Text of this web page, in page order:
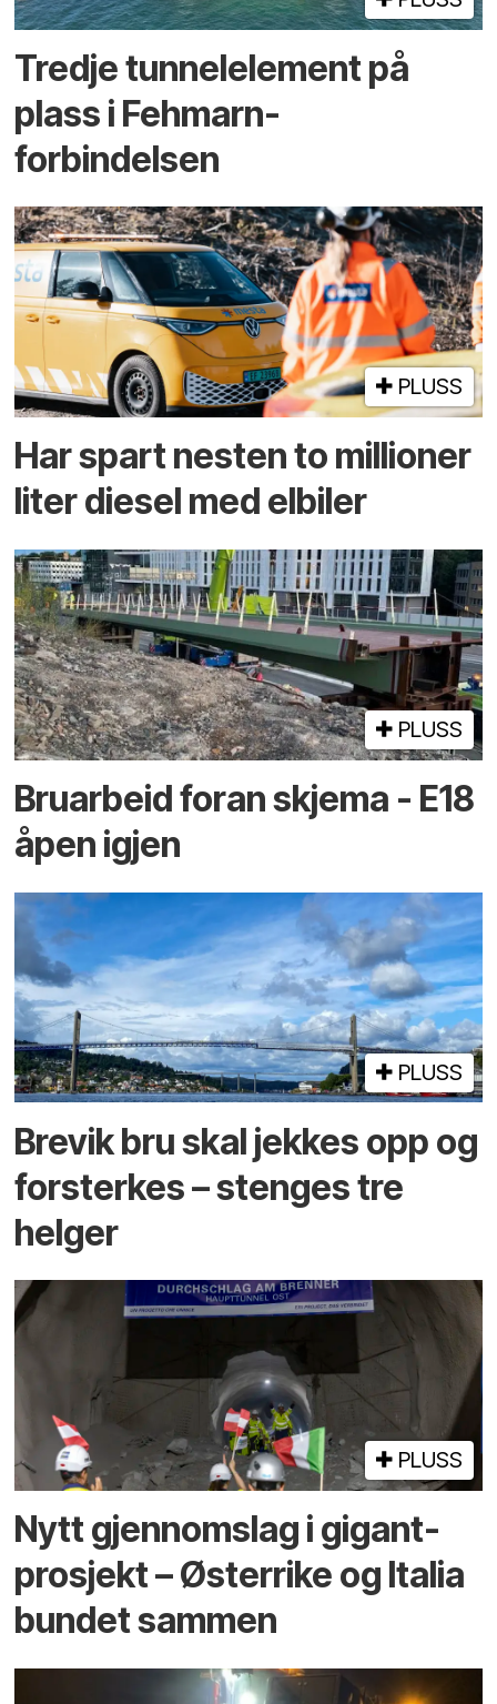
Tredje tunnel­element på
plass i Fehmarn-
forbindelsen
PLUSS
Har spart nesten to millioner
liter diesel med elbiler
PLUSS
Bruarbeid foran skjema - E18
åpen igjen
PLUSS
Brevik bru skal jekkes opp og
forsterkes – stenges tre
helger
PLUSS
Nytt gjennomslag i gigant­
prosjekt – Østerrike og Italia
bundet sammen